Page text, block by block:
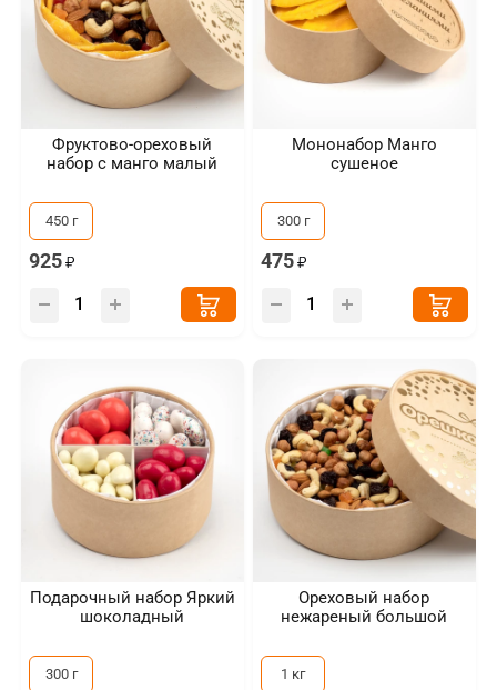
Фруктово-ореховый
набор с манго малый
450 г
925
Мононабор Манго
сушеное
300 г
475
Подарочный набор Яркий
шоколадный
300 г
Ореховый набор
нежареный большой
1 кг